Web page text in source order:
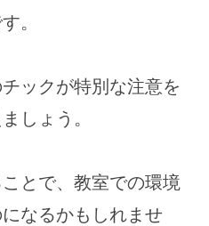
。
ックが特別な注意を
しょう。
とで、教室での環境
なるかもしれませ